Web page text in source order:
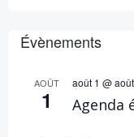
Évènements
AOÛT
1
août 1 @
Agenda